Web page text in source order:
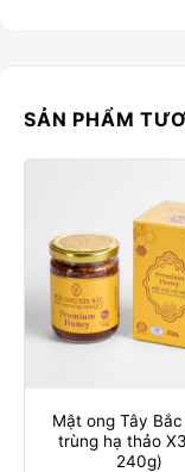
SẢN PHẨM
Mật ong Tây
trùng hạ thảo
240g)